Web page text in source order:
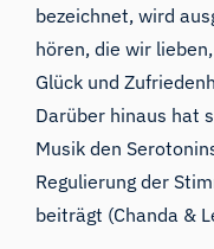
bezeichnet, wird
hören, die wir
Glück und
Darüber hinaus hat
Musik den
Regulierung der
beiträgt (Chanda &